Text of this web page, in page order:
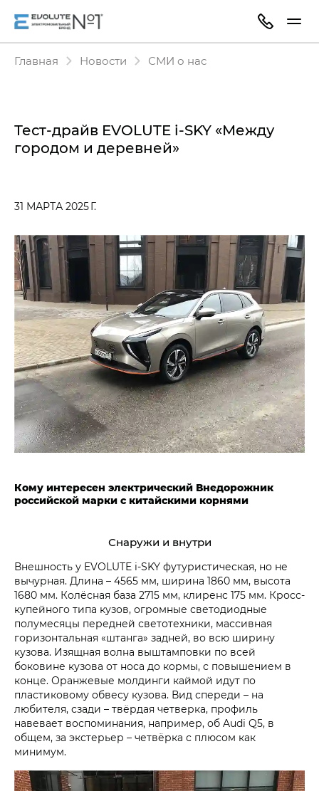
Главная Новости СМИ о нас
Тест-драйв EVOLUTE i‑SKY «Между
городом и деревней»
31 МАРТА 2025 Г.
Кому интересен электрический Внедорожник
российской марки с китайскими корнями
Снаружи и внутри
Внешность у EVOLUTE i‑SKY футуристическая, но не
вычурная. Длина – 4565 мм, ширина 1860 мм, высота
1680 мм. Колёсная база 2715 мм, клиренс 175 мм. Кросс-
купейного типа кузов, огромные светодиодные
полумесяцы передней светотехники, массивная
горизонтальная «штанга» задней, во всю ширину
кузова. Изящная волна выштамповки по всей
боковине кузова от носа до кормы, с повышением в
конце. Оранжевые молдинги каймой идут по
пластиковому обвесу кузова. Вид спереди – на
любителя, сзади – твёрдая четверка, профиль
навевает воспоминания, например, об Audi Q5, в
общем, за экстерьер – четвёрка с плюсом как
минимум.